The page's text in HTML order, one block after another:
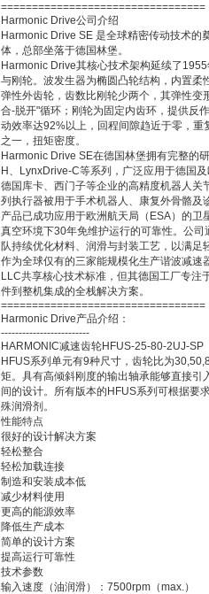
=================================
Harmonic Drive公司介绍
Harmonic Drive SE 是全球精密传动技术
体，总部坐落于德国林堡。
Harmonic Drive其核心技术架构延续了
与‌刚轮‌。波发生器为椭圆凸轮结构，内置
弹性外齿轮，齿数比刚轮少两个，其弹性变
合-脱开"循环；刚轮为固定内齿环，提供反
动效率达92%以上，回程间隙趋近于零，
之一，扭矩密度。
Harmonic Drive SE在德国林堡拥有完整的
H、LynxDrive-C等系列，广泛应用于德国
德国库卡、西门子等企业的高精度机器人
列执行器被用于手术机器人、康复外骨骼
产品已成功应用于欧洲航天局（ESA）的
真空环境下30年免维护运行的可靠性。公
队持续优化材料、润滑与封装工艺，以满
作为全球仅有的三家能规模化生产谐波减
LLC共享核心技术标准，但其德国工厂专
件到整机集成的全栈解决方案。
=================================
Harmonic Drive产品介绍：
-------------------------
HARMONIC减速齿轮HFUS-25-80-2UJ-SP
HFUS系列单元有9种尺寸，齿轮比为
矩。具有高倾斜刚度的输出轴承能够直接
间的设计。所有版本的HFUS系列可根据要
殊润滑剂。
性能特点
很好的设计解决方案
轻松整合
轻松加载连接
制造和安装成本低
减少材料使用
更高的能源效率
降低生产成本
简单的设计方案
提高运行可靠性
技术参数
输入速度（油润滑）：7500rpm（max.）